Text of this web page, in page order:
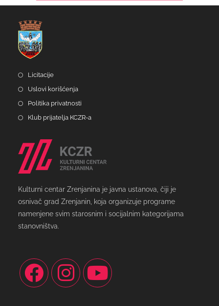
Licitacije
Uslovi korišćenja
Politika privatnosti
Klub prijatelja KCZR-a
Kulturni centar Zrenjanina je javna ustanova, čiji je
osnivač grad Zrenjanin, koja organizuje programe
namenjene svim starosnim i socijalnim kategorijama
stanovništva.